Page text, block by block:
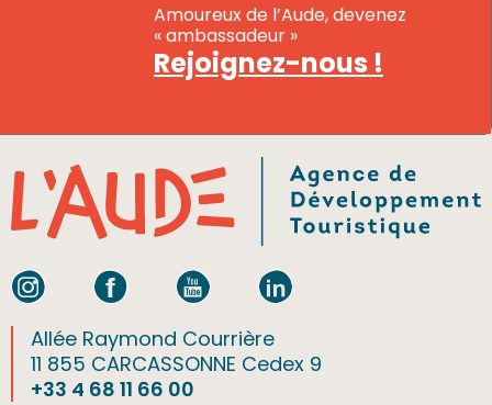
Amoureux de l’Aude, devenez
« ambassadeur »
Rejoignez-nous !
Allée Raymond Courrière
11 855 CARCASSONNE Cedex 9
+33 4 68 11 66 00